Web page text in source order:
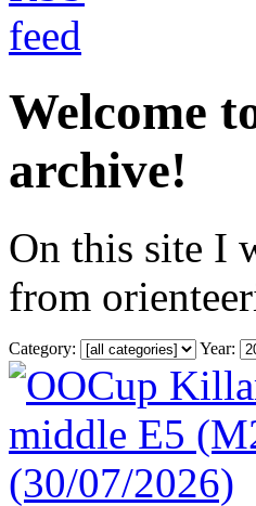
Welcome
archive!
On this site I
from
Category: Year: